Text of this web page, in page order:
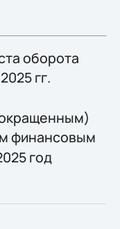
оборота
гг.
финансовым
год